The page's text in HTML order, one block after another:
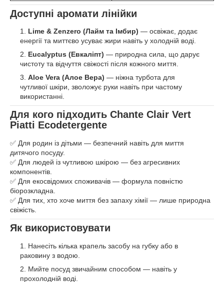
Доступні аромати лінійки
Lime & Zenzero (Лайм та Імбир) — освіжає, додає
енергії та миттєво усуває жири навіть у холодній воді.
Eucalyptus (Евкаліпт) — природна сила, що дарує
чистоту та відчуття свіжості після кожного миття.
Aloe Vera (Алое Вера) — ніжна турбота для
чутливої шкіри, зволожує руки навіть при частому
використанні.
Для кого підходить Chante Clair Vert
Piatti Ecodetergente
✅ Для родин із дітьми — безпечний навіть для миття
дитячого посуду.
✅ Для людей із чутливою шкірою — без агресивних
компонентів.
✅ Для екосвідомих споживачів — формула повністю
біорозкладна.
✅ Для тих, хто хоче миття без запаху хімії — лише природна
свіжість.
Як використовувати
Нанесіть кілька крапель засобу на губку або в
раковину з водою.
Мийте посуд звичайним способом — навіть у
прохолодній воді.